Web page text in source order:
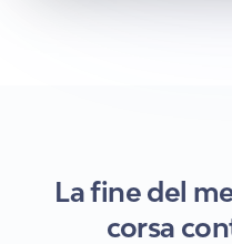
La fine del
corsa